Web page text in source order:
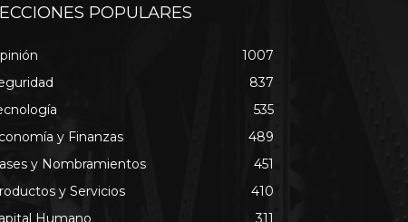
POPULARES
1007
837
535
y Finanzas
489
y Nombramientos
451
y Servicios
410
Humano
311